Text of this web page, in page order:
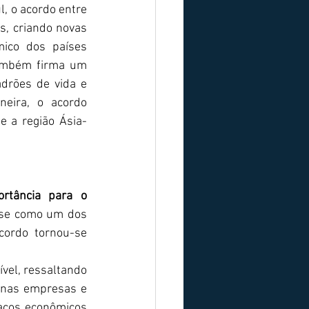
criando novas
dos países
firma um
de vida e
o acordo
a região Ásia-
para o
como um dos
tornou-se
ressaltando
empresas e